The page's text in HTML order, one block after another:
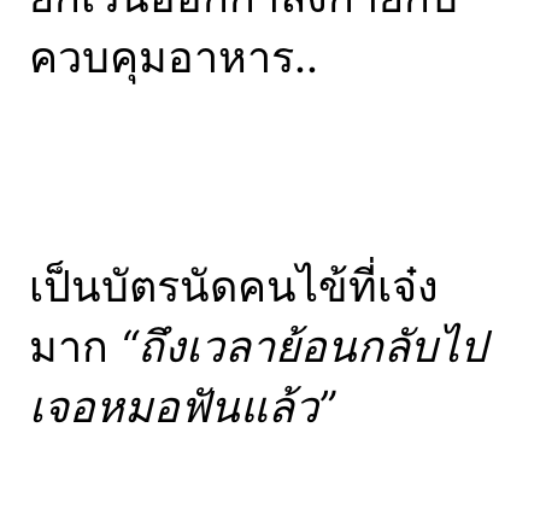
ควบคุมอาหาร..
เป็นบัตรนัดคนไข้ที่เจ๋ง
มาก “ถึงเวลาย้อนกลับไป
เจอหมอฟันแล้ว”